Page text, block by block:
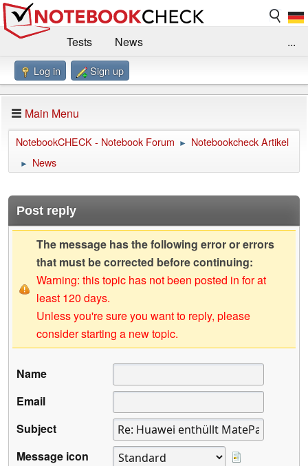
Tests
News
Benchmarks / Technik
Forum
Impressum
...
Log in Sign up
Main Menu
NotebookCHECK - Notebook Forum ► Notebookcheck Artikel
► News
Post reply
The message has the following error or errors
that must be corrected before continuing:
Warning: this topic has not been posted in for at
least 120 days.
Unless you're sure you want to reply, please
consider starting a new topic.
Name
Email
Subject
Message icon